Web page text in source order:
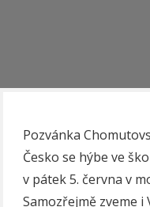
Pozvánka
Česko se hýbe ve
v pátek 5. června v
Samozřejmě zveme i